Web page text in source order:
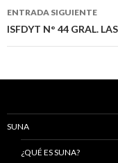
ENTRADA SIGUIENTE
ISFDYT N° 44 GRAL.
SUNA
¿QUÉ ES SUNA?